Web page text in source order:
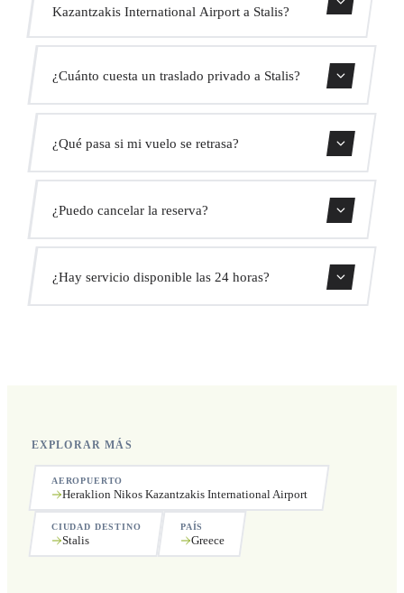
Kazantzakis International Airport a Stalis?
¿Cuánto cuesta un traslado privado a Stalis?
Usa nuestro formulario de reserva para obtener un precio
fijo al instante. Sin cargos ocultos.
¿Qué pasa si mi vuelo se retrasa?
conductor ajustará automáticamente la hora de recogida
sin coste adicional.
¿Puedo cancelar la reserva?
recogida.
¿Hay servicio disponible las 24 horas?
EXPLORAR MÁS
AEROPUERTO
Heraklion Nikos Kazantzakis International Airport
CIUDAD DESTINO
Stalis
PAÍS
Greece